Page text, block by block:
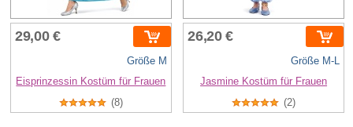
29,00 €
Größe M
Eisprinzessin Kostüm für Frauen
(8)
26,20 €
Größe M-L
Jasmine Kostüm für Frauen
(2)